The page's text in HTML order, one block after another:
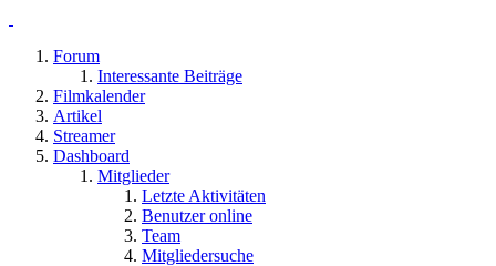
Forum
Interessante Beiträge
Filmkalender
Artikel
Streamer
Dashboard
Mitglieder
Letzte Aktivitäten
Benutzer online
Team
Mitgliedersuche